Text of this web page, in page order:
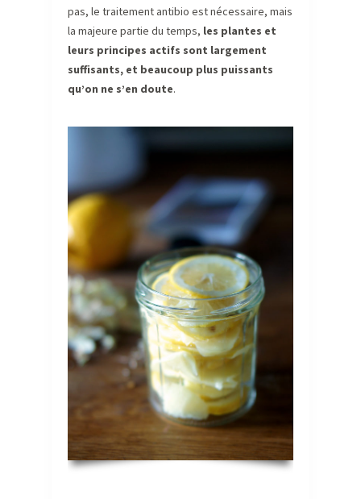
pas, le traitement antibio est nécessaire, mais
la majeure partie du temps, les plantes et
leurs principes actifs sont largement
suffisants, et beaucoup plus puissants
qu’on ne s’en doute.